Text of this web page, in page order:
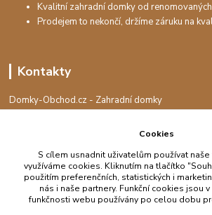
Kvalitní zahradní domky od
Prodejem to nekončí, držíme záruku na
Kontakty
Domky-Obchod.cz - Zahradní domky
+420 730 501 925
info@domky-obchod.cz
Cookies
S cílem usnadnit uživatelům používat
využíváme cookies. Kliknutím na tlačítko
použitím preferenčních, statistických i
nás i naše partnery. Funkční cookies jsou
funkčnosti webu používány po celou dobu